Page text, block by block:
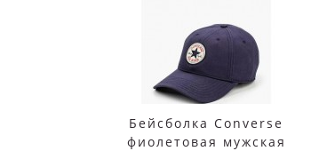
Бейсболка Converse
фиолетовая мужская